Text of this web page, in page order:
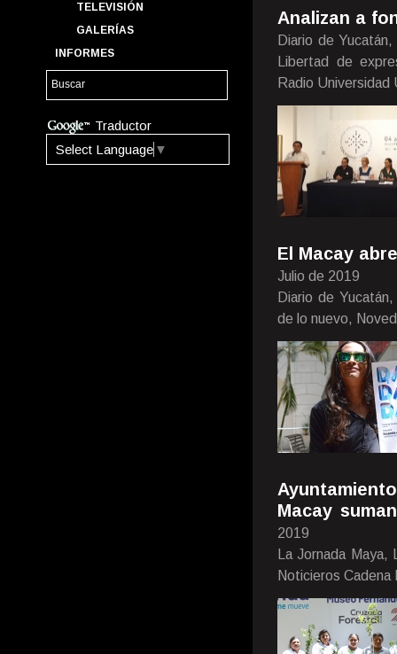
TELEVISIÓN
GALERÍAS
INFORMES
Traductor
Select Language ▼
Analizan a
Diario de
Libertad de
Radio Universidad
El Macay
Julio de 2019
Diario de
de lo nuevo,
Macay
2019
La Jornada
Noticieros Cadena